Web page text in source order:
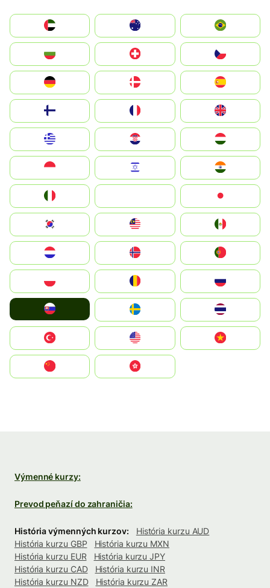
الإمارات العربية المتحدة
Switzerland
Deutschland
United Kingdom
Magyarország
South Korea
United States
中國香港特別行政區
Výmenné kurzy:
Prevod peňazí do zahraničia:
História výmenných kurzov:
História kurzu AUD
História kurzu GBP
História kurzu MXN
História kurzu EUR
História kurzu JPY
História kurzu CAD
História kurzu INR
História kurzu NZD
História kurzu ZAR